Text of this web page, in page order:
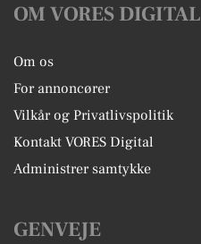
OM VORES DIGITAL
Om os
For annoncører
Vilkår og Privatlivspolitik
Kontakt VORES Digital
Administrer samtykke
GENVEJE